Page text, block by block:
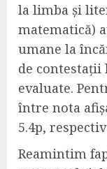
la limba și
matematică)
umane la
de
evaluate.
între nota
5.4p,
Reamintim